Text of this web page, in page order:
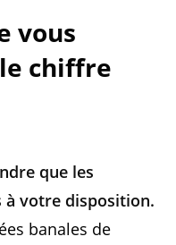
vous
chiffre
que les
votre disposition.
banales de